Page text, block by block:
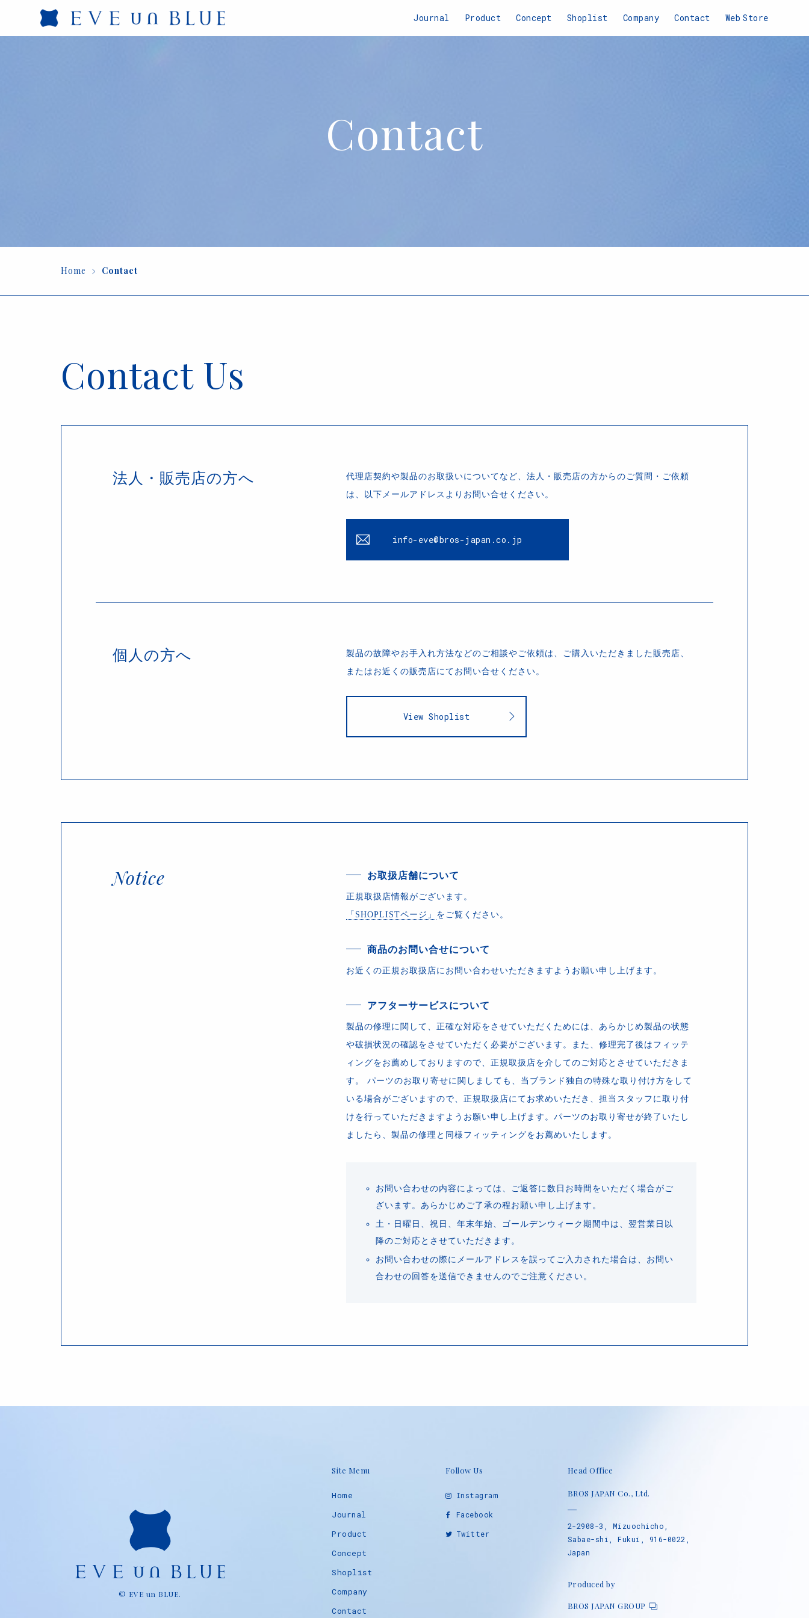
Journal Product Concept Shoplist Company Contact Web Store
Contact
Home Contact
Contact Us
法人・販売店の方へ
代理店契約や製品のお取扱いについてなど、法人・販売店の方からのご質問・ご依頼
は、以下メールアドレスよりお問い合せください。
info-eve@bros-japan.co.jp
個人の方へ
製品の故障やお手入れ方法などのご相談やご依頼は、ご購入いただきました販売店、
またはお近くの販売店にてお問い合せください。
View Shoplist
Notice お取扱店舗について
正規取扱店情報がございます。
「SHOPLISTページ」 をご覧ください。
商品のお問い合せについて
お近くの正規お取扱店にお問い合わせいただきますようお願い申し上げます。
アフターサービスについて
製品の修理に関して、正確な対応をさせていただくためには、あらかじめ製品の状態
や破損状況の確認をさせていただく必要がございます。また、修理完了後はフィッテ
ィングをお薦めしておりますので、正規取扱店を介してのご対応とさせていただきま
す。 パーツのお取り寄せに関しましても、当ブランド独自の特殊な取り付け方をして
いる場合がございますので、正規取扱店にてお求めいただき、担当スタッフに取り付
けを行っていただきますようお願い申し上げます。パーツのお取り寄せが終了いたし
ましたら、製品の修理と同様フィッティングをお薦めいたします。
お問い合わせの内容によっては、ご返答に数日お時間をいただく場合がご
ざいます。あらかじめご了承の程お願い申し上げます。
土・日曜日、祝日、年末年始、ゴールデンウィーク期間中は、翌営業日以
降のご対応とさせていただきます。
お問い合わせの際にメールアドレスを誤ってご入力された場合は、お問い
合わせの回答を送信できませんのでご注意ください。
Site Menu
Home
Journal
Product
Concept
Shoplist
Company
Contact
Follow Us
Instagram
Facebook
Twitter
Head Office
BROS JAPAN Co., Ltd.
2-2908-3, Mizuochicho,
Sabae-shi, Fukui, 916-0022,
Japan
Produced by
BROS JAPAN GROUP
© EVE un BLUE.